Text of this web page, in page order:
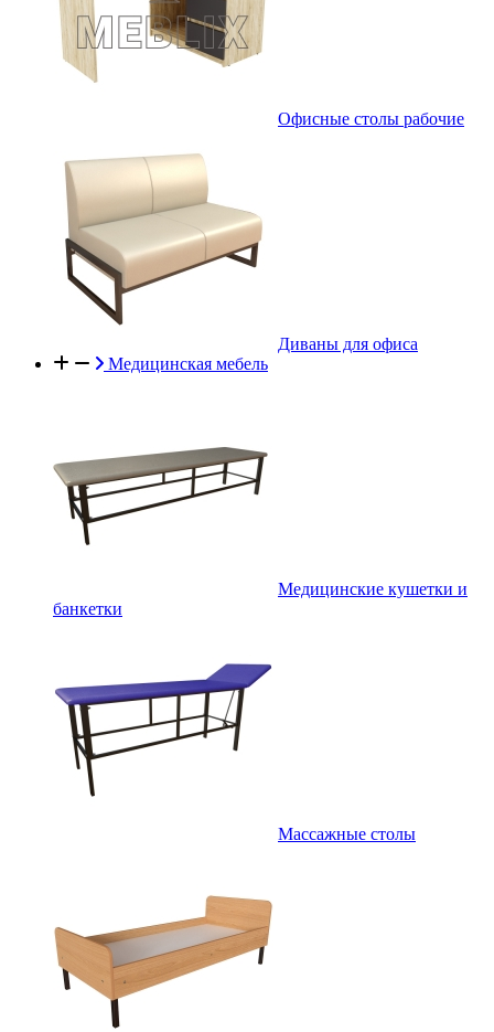
Офисные столы рабочие
Диваны для офиса
Медицинская мебель
Медицинские кушетки и
банкетки
Массажные столы